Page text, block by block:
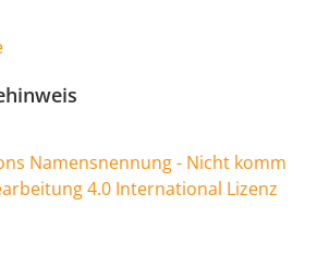
Namensnennung - Nicht komm
4.0 International Lizenz